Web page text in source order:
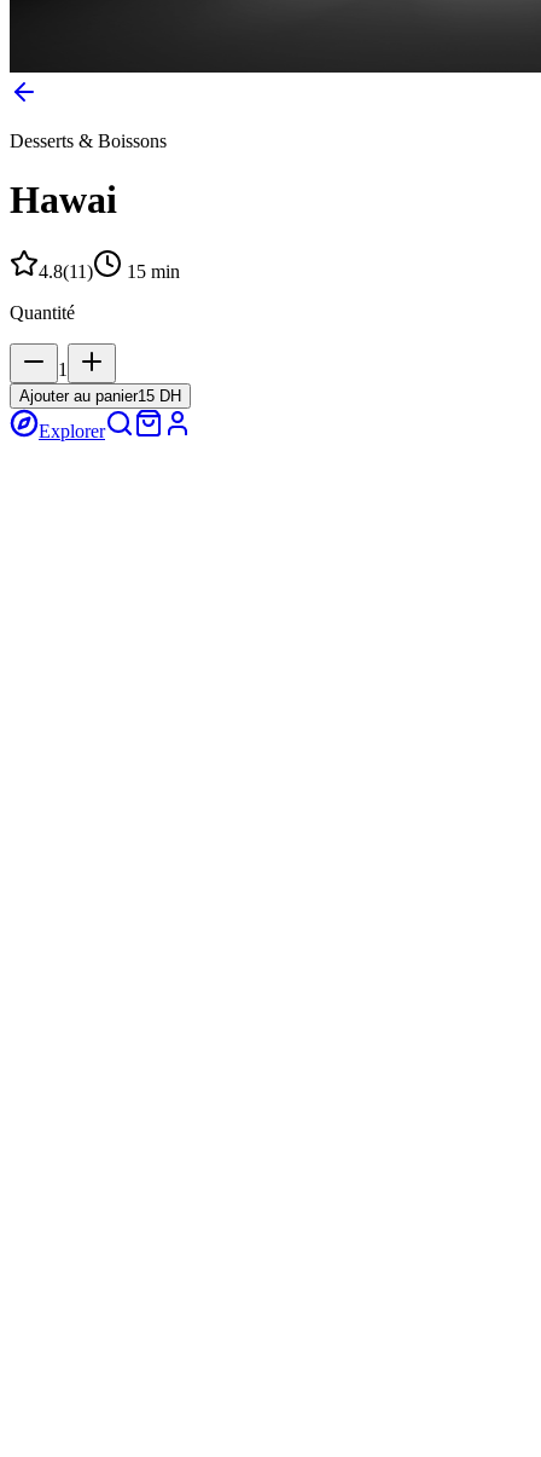
Desserts & Boissons
Hawai
4.8(11) 15 min
Quantité
1
Ajouter au panier15 DH
Explorer